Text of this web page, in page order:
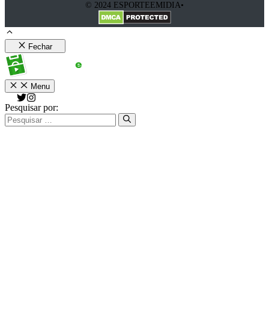
© 2024 ESPORTEEMIDIA•
Fechar
Menu
Pesquisar por: